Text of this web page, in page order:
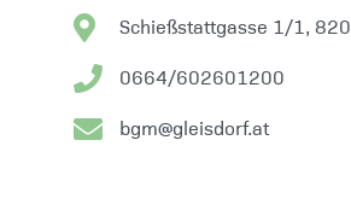
Schießstattgasse 1/1,
0664/602601200
bgm@gleisdorf.at